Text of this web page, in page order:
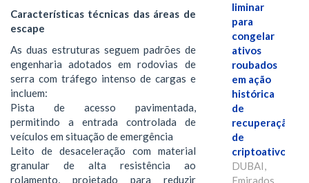
Características técnicas das áreas de
escape
As duas estruturas seguem padrões de
engenharia adotados em rodovias de
serra com tráfego intenso de cargas e
incluem:
Pista de acesso pavimentada,
permitindo a entrada controlada de
veículos em situação de emergência
Leito de desaceleração com material
granular de alta resistência ao
rolamento, projetado para reduzir
liminar
para
congelar
ativos
roubados
em ação
histórica
de
recuperação
de
criptoativos
DUBAI,
Emirados